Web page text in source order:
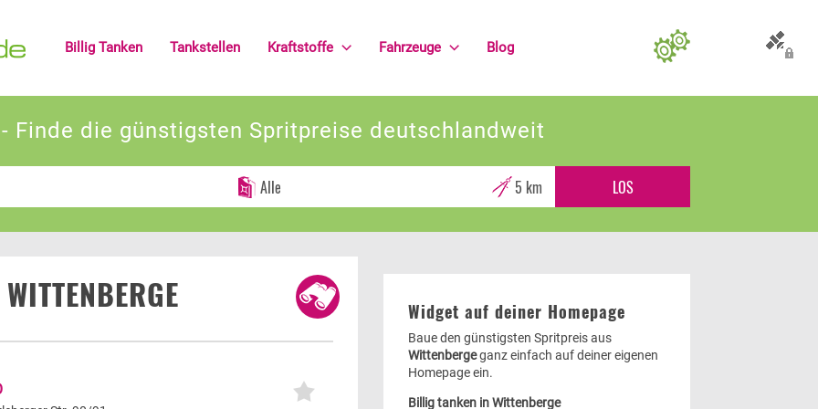
(km)
Sonstige Angaben
Liter Verbrauch pro 100 km
Allgemein
Preis-Differenz anzeigen
Speichern
Billig Tanken Tankstellen Kraftstoffe Fahrzeuge Blog
Finde die günstigsten Spritpreise deutschlandweit
Widget auf deiner Homepage
Baue den günstigsten Spritpreis aus
Wittenbergeganz einfach auf deiner eigenen
Homepage ein.
Billig tanken in Wittenberge